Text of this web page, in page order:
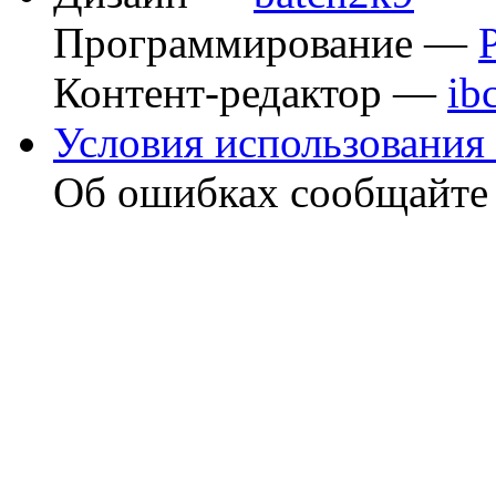
Программирование —
Контент-редактор —
Условия использования
Об ошибках